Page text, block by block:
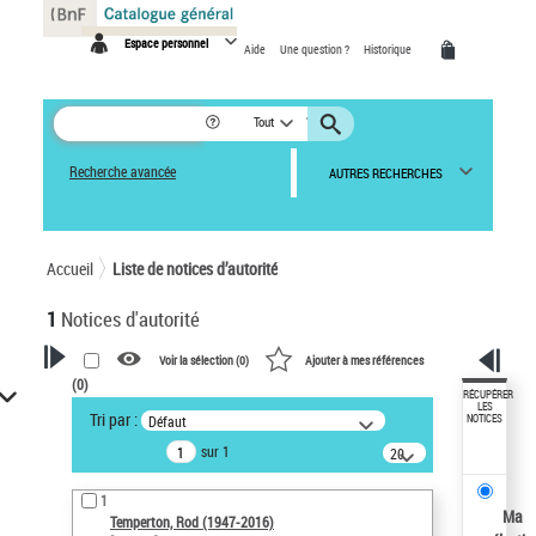
Espace personnel Aide Une question ? Historique
Tout
Recherche avancée AUTRES RECHERCHES
Accueil Liste de notices d’autorité
1 Notices d'autorité
VOTRE RECHERCHE
Recherche avancée dans les
notices d’autorité
Œuvres liées à l'auteur :
Temperton, Rod (1947-2016)
Voir la sélection (0) Ajouter à mes références
(0)
Tri par : Défaut
sur 1
20
résultats/page
1
Temperton, Rod (1947-2016)
RÉCUPÉRER
LES
NOTICES
Ma
Panneau de gestion des cookies